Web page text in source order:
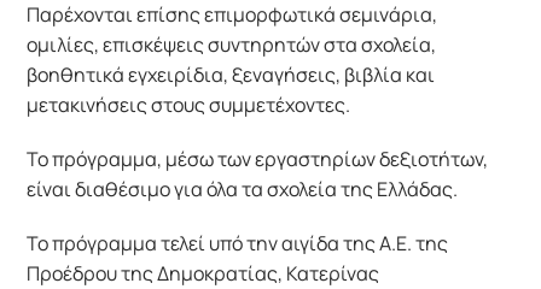
Παρέχονται επίσης επιμορφωτικά σεμινάρια,
ομιλίες, επισκέψεις συντηρητών στα σχολεία,
βοηθητικά εγχειρίδια, ξεναγήσεις, βιβλία και
μετακινήσεις στους συμμετέχοντες.
Το πρόγραμμα, μέσω των εργαστηρίων δεξιοτήτων,
είναι διαθέσιμο για όλα τα σχολεία της Ελλάδας.
Το πρόγραμμα τελεί υπό την αιγίδα της Α.Ε. της
Προέδρου της Δημοκρατίας, Κατερίνας